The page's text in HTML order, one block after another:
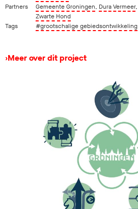
Partners
Gemeente Groningen, Dura Vermeer,
Zwarte Hond
Tags
#grootschalige gebiedsontwikkeling
›Meer over dit project